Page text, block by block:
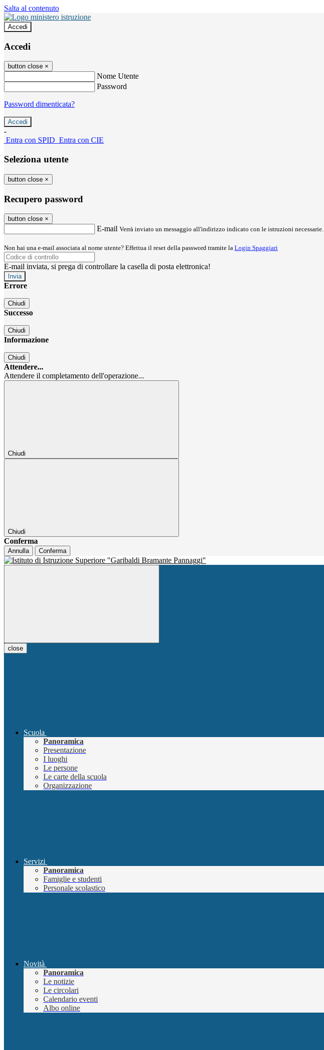
Salta al contenuto
Accedi
Accedi
button close ×
Nome Utente
Password
Password dimenticata?
-
Entra con SPID Entra con CIE
Seleziona utente
button close ×
Recupero password
button close ×
E-mail Verrà inviato un messaggio all'indirizzo indicato con le istruzioni necessarie.
Non hai una e-mail associata al nome utente? Effettua il reset della password tramite la Login Spaggiari
E-mail inviata, si prega di controllare la casella di posta elettronica!
Errore
Chiudi
Successo
Chiudi
Informazione
Chiudi
Attendere...
Attendere il completamento dell'operazione...
Chiudi
Chiudi
Conferma
Annulla Conferma
close
Scuola
Panoramica
Presentazione
I luoghi
Le persone
Le carte della scuola
Organizzazione
Servizi
Panoramica
Famiglie e studenti
Personale scolastico
Novità
Panoramica
Le notizie
Le circolari
Calendario eventi
Albo online